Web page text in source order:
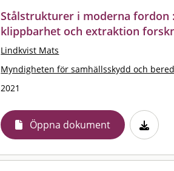
Stålstrukturer i moderna fordon
klippbarhet och extraktion
Lindkvist Mats
Myndigheten för samhällsskydd och
2021
Öppna dokument